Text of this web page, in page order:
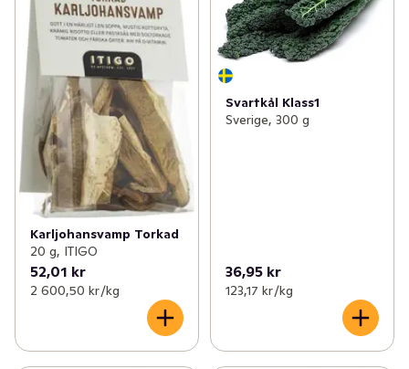
Karljohansvamp Torkad
20 g, ITIGO
52,01 kr
2 600,50 kr /kg
Svartkål Klass1
Sverige, 300 g
36,95 kr
123,17 kr /kg